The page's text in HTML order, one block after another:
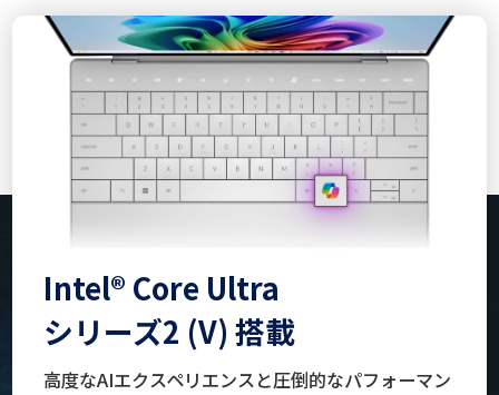
Intel® Core Ultra
シリーズ2 (V) 搭載
高度なAIエクスペリエンスと圧倒的なパフォーマン